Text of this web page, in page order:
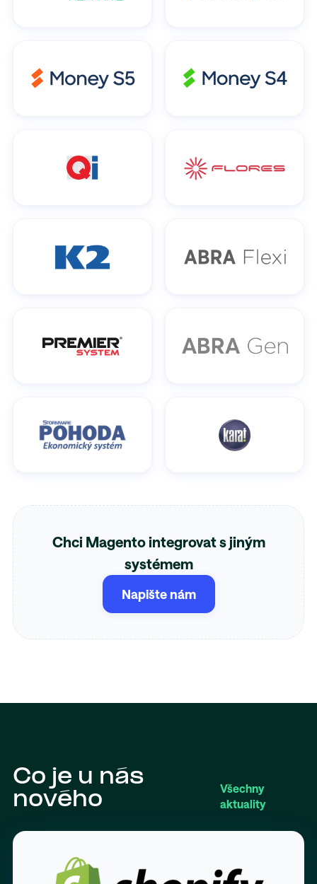
Chci Magento integrovat s jiným
systémem
Napište nám
Co je u nás
nového
Všechny
aktuality